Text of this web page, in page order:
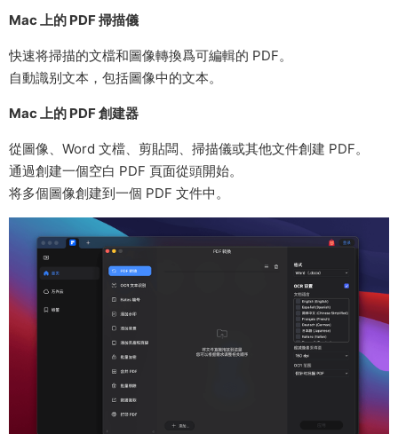
Mac 上的 PDF 掃描儀
快速将掃描的文檔和圖像轉換爲可編輯的 PDF。
自動識别文本，包括圖像中的文本。
Mac 上的 PDF 創建器
從圖像、Word 文檔、剪貼闆、掃描儀或其他文件創建 PDF。
通過創建一個空白 PDF 頁面從頭開始。
将多個圖像創建到一個 PDF 文件中。